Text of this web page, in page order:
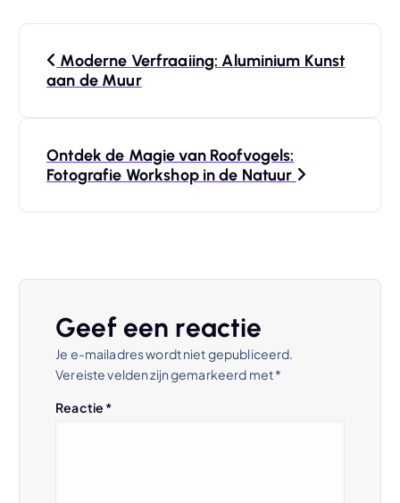
Moderne Verfraaiing: Aluminium Kunst
aan de Muur
Ontdek de Magie van Roofvogels:
Fotografie Workshop in de Natuur
Geef een reactie
Je e-mailadres wordt niet gepubliceerd.
Vereiste velden zijn gemarkeerd met*
Reactie *